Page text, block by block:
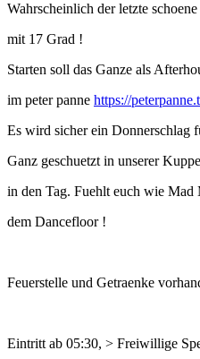
Wahrscheinlich der letzte schoene
mit 17 Grad !
Starten soll das Ganze als
im peter panne https://
Es wird sicher ein Donnerschlag
Ganz geschuetzt in unserer
in den Tag. Fuehlt euch wie Mad
dem Dancefloor !
Feuerstelle und Getraenke
Eintritt ab 05:30, > Freiwillige